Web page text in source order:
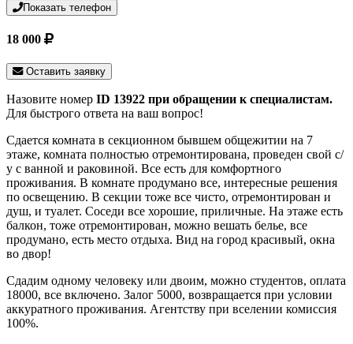
Показать телефон
18 000
Оставить заявку
Назовите номер ID 13922 при обращении к специалистам.
Для быстрого ответа на ваш вопрос!
Сдается комната в секционном бывшем общежитии на 7
этаже, комната полностью отремонтирована, проведен свой с/
у с ванной и раковиной. Все есть для комфортного
проживания. В комнате продумано все, интересные решения
по освещению. В секции тоже все чисто, отремонтирован и
душ, и туалет. Соседи все хорошие, приличные. На этаже есть
балкон, тоже отремонтирован, можно вешать белье, все
продумано, есть место отдыха. Вид на город красивый, окна
во двор!
Сдадим одному человеку или двоим, можно студентов, оплата
18000, все включено. Залог 5000, возвращается при условии
аккуратного проживания. Агентству при вселении комиссия
100%.